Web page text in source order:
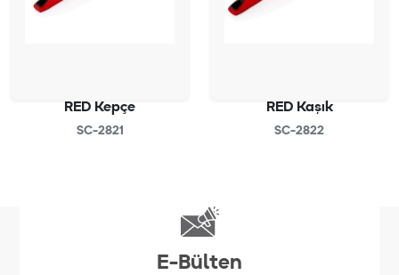
RED Kepçe
SC-2821
RED Kaşık
SC-2822
E-Bülten